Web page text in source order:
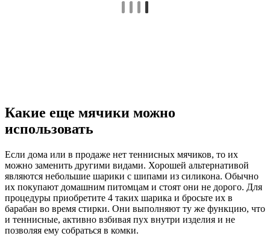
Какие еще мячики можно
использовать
Если дома или в продаже нет теннисных мячиков, то их
можно заменить другими видами. Хорошей альтернативой
являются небольшие шарики с шипами из силикона. Обычно
их покупают домашним питомцам и стоят они не дорого. Для
процедуры приобретите 4 таких шарика и бросьте их в
барабан во время стирки. Они выполняют ту же функцию, что
и теннисные, активно взбивая пух внутри изделия и не
позволяя ему собраться в комки.